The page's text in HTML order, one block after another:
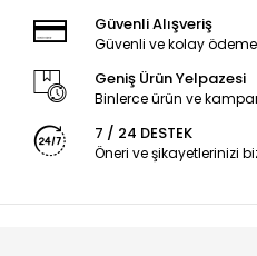
Güvenli Alışveriş
Güvenli ve kolay
Geniş Ürün Yelpazesi
Binlerce ürün ve
7 / 24 DESTEK
Öneri ve şikayetlerinizi